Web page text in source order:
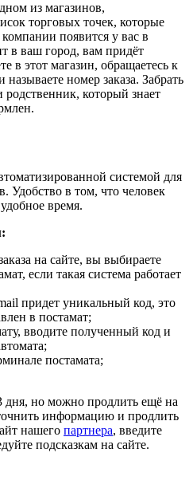
из магазинов,
торговых точек, которые
появится у вас в
в ваш город, вам придёт
в этот магазин, обращаетесь к
номер заказа. Забрать
который знает
системой для
Удобство в том, что человек
время.
на сайте, вы выбираете
если такая система работает
придет уникальный код, это
в постамат;
вводите полученный код и
постамата;
дня, но можно продлить ещё на
информацию и продлить
нашего партнера, введите
подсказкам на сайте.